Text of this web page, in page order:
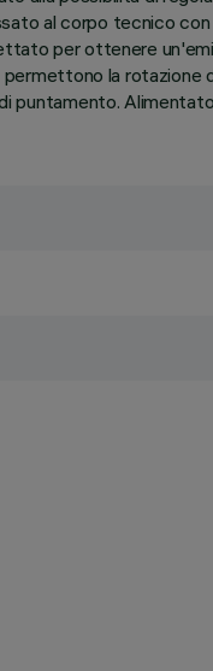
al corpo tecnico
per ottenere
la rotazione
puntamento.